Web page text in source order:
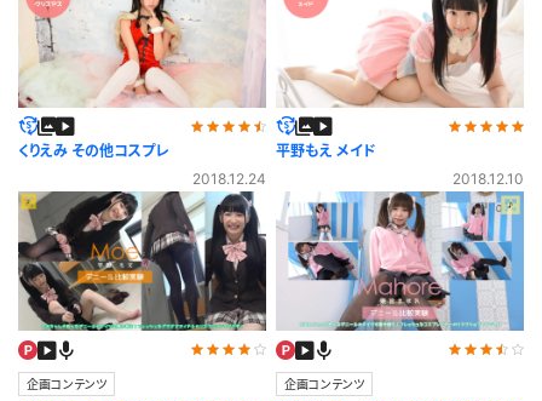
くりえみ その他コスプレ
2018.12.24
平野もえ メイド
2018.12.10
企画コンテンツ 企画コンテンツ